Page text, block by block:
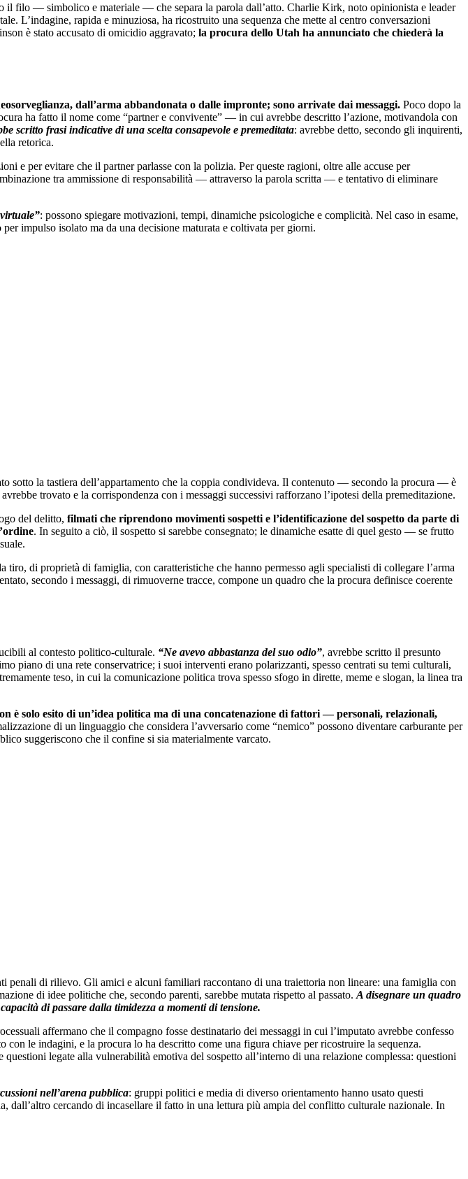
il filo — simbolico e materiale — che separa la parola dall’atto. Charlie Kirk, noto opinionista e leader
L’indagine, rapida e minuziosa, ha ricostruito una sequenza che mette al centro conversazioni
è stato accusato di omicidio aggravato; la procura dello Utah ha annunciato che chiederà la
dall’arma abbandonata o dalle impronte; sono arrivate dai messaggi. Poco dopo la
ha fatto il nome come “partner e convivente” — in cui avrebbe descritto l’azione, motivandola con
scritto frasi indicative di una scelta consapevole e premeditata: avrebbe detto, secondo gli inquirenti,
retorica.
e per evitare che il partner parlasse con la polizia. Per queste ragioni, oltre alle accuse per
tra ammissione di responsabilità — attraverso la parola scritta — e tentativo di eliminare
: possono spiegare motivazioni, tempi, dinamiche psicologiche e complicità. Nel caso in esame,
impulso isolato ma da una decisione maturata e coltivata per giorni.
sotto la tastiera dell’appartamento che la coppia condivideva. Il contenuto — secondo la procura — è
trovato e la corrispondenza con i messaggi successivi rafforzano l’ipotesi della premeditazione.
del delitto, filmati che riprendono movimenti sospetti e l’identificazione del sospetto da parte di
. In seguito a ciò, il sospetto si sarebbe consegnato; le dinamiche esatte di quel gesto — se frutto
di proprietà di famiglia, con caratteristiche che hanno permesso agli specialisti di collegare l’arma
secondo i messaggi, di rimuoverne tracce, compone un quadro che la procura definisce coerente
al contesto politico-culturale. “Ne avevo abbastanza del suo odio”, avrebbe scritto il presunto
di una rete conservatrice; i suoi interventi erano polarizzanti, spesso centrati su temi culturali,
teso, in cui la comunicazione politica trova spesso sfogo in dirette, meme e slogan, la linea tra
è solo esito di un’idea politica ma di una concatenazione di fattori — personali, relazionali,
di un linguaggio che considera l’avversario come “nemico” possono diventare carburante per
suggeriscono che il confine si sia materialmente varcato.
penali di rilievo. Gli amici e alcuni familiari raccontano di una traiettoria non lineare: una famiglia con
di idee politiche che, secondo parenti, sarebbe mutata rispetto al passato. A disegnare un quadro
di passare dalla timidezza a momenti di tensione.
affermano che il compagno fosse destinatario dei messaggi in cui l’imputato avrebbe confesso
le indagini, e la procura lo ha descritto come una figura chiave per ricostruire la sequenza.
legate alla vulnerabilità emotiva del sospetto all’interno di una relazione complessa: questioni
nell’arena pubblica: gruppi politici e media di diverso orientamento hanno usato questi
cercando di incasellare il fatto in una lettura più ampia del conflitto culturale nazionale. In